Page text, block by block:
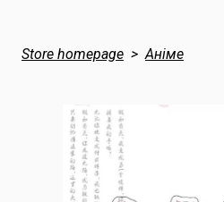
Store homepage Аніме